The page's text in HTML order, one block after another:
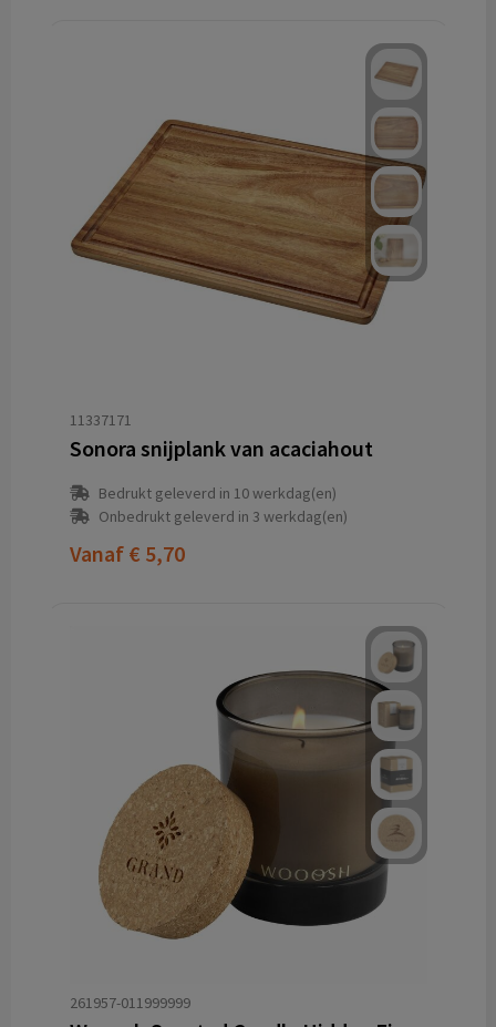
11337171
Sonora snijplank van acaciahout
Bedrukt geleverd in 10 werkdag(en)
Onbedrukt geleverd in 3 werkdag(en)
Vanaf € 5,70
261957-011999999